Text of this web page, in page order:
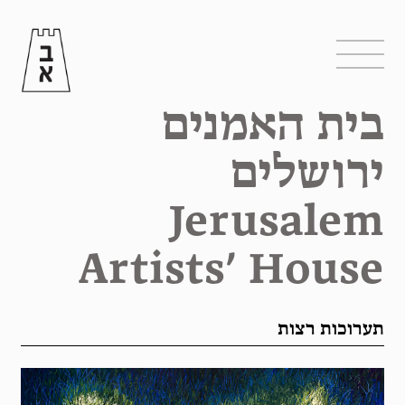
בית האמנים
ירושלים
Jerusalem
Artists’ House
תערוכות רצות